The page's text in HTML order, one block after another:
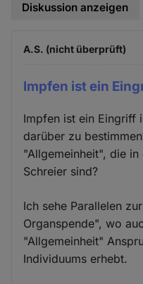
Diskussion anzeigen
A.S. (nicht überprüft)
Impfen ist ein
Impfen ist ein Eingriff
darüber zu
"Allgemeinheit", die
Schreier sind?
Ich sehe Parallelen
Organspende", wo
"Allgemeinheit"
Individuums erhebt.